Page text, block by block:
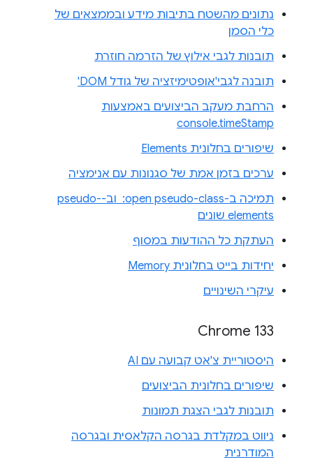
נתונים מהשטח בתיבות מידע ובממצאים של
כלי הסמן
תובנות לגבי אילוץ של הזרמה חוזרת
תובנה לגבי'אופטימיזציה של גודל DOM'
הרחבת מעקב הביצועים באמצעות
console.timeStamp
שיפורים בחלונית Elements
ערכים בזמן אמת של סגנונות עם אנימציה
תמיכה ב-‎ :open pseudo-class וב-pseudo-
elements שונים
העתקת כל ההודעות במסוף
יחידות בייט בחלונית Memory
עיקרי השינויים
Chrome 133
היסטוריית צ'אט קבועה עם AI
שיפורים בחלונית הביצועים
תובנות לגבי הצגת תמונות
ניווט במקלדת בגרסה הקלאסית ובגרסה
המודרנית